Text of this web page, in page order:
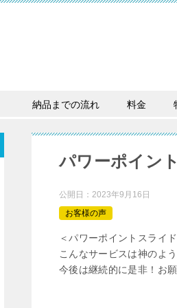
納品までの流れ 料金
パワーポイン
公開日： 2023年9月16日
お客様の声
＜パワーポイントスライ
こんなサービスは神のよ
今後は継続的に是非！お願